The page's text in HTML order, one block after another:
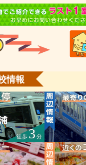
情報
徒歩3分